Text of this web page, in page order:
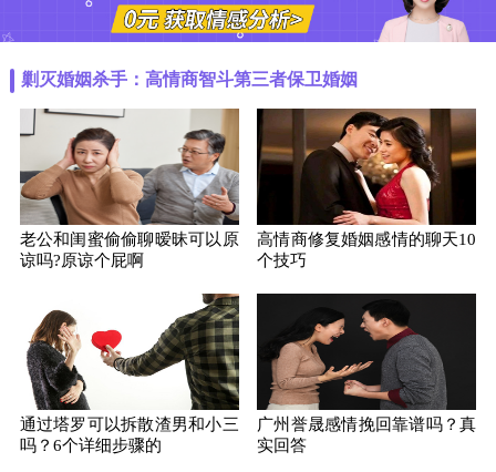
剿灭婚姻杀手：高情商智斗第三者保卫婚姻
老公和闺蜜偷偷聊暧昧可以原
谅吗?原谅个屁啊
高情商修复婚姻感情的聊天10
个技巧
通过塔罗可以拆散渣男和小三
吗？6个详细步骤的
广州誉晟感情挽回靠谱吗？真
实回答